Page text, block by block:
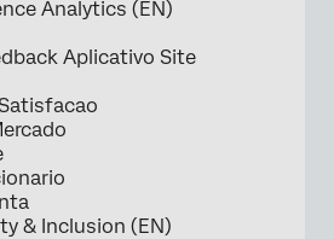
Analytics (EN)
Aplicativo Site
& Inclusion (EN)